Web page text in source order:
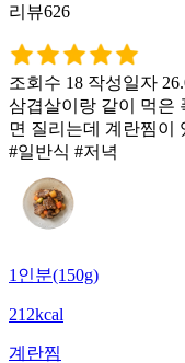
리뷰626
조회수 18 작성일자
삼겹살이랑 같이 먹은
면 질리는데 계란찜이
#일반식 #저녁
1인분(150g)
212kcal
계란찜